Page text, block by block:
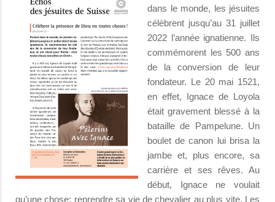
dans le monde, les jésuites
cé­lèbrent jusqu’au 31 juillet
2022 l’année ignatienne. Ils
commémorent les 500 ans
de la conversion de leur
fonda­teur. Le 20 mai 1521,
en effet, Ignace de Loyola
était gravement blessé à la
bataille de Pampe­lune. Un
boulet de canon lui brisa la
jambe et, plus encore, sa
carrière et ses rêves. Au
début, Ignace ne voulait
qu’une chose: reprendre sa vie de chevalier au plus vite. Les